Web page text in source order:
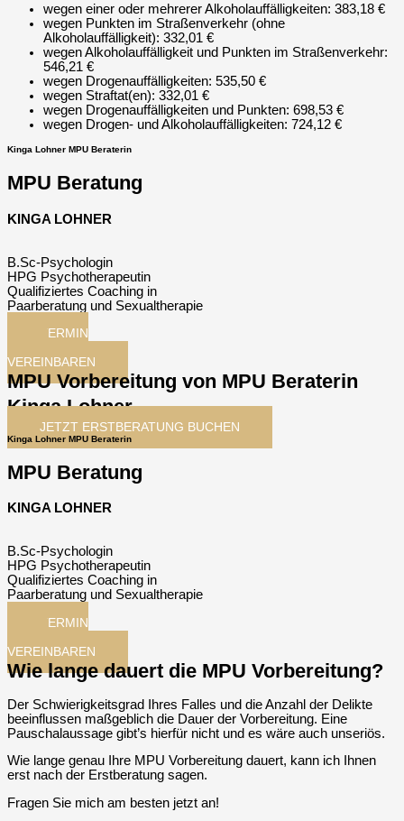
wegen einer oder mehrerer Alkoholauffälligkeiten: 383,18 €
wegen Punkten im Straßenverkehr (ohne
Alkoholauffälligkeit): 332,01 €
wegen Alkoholauffälligkeit und Punkten im Straßenverkehr:
546,21 €
wegen Drogenauffälligkeiten: 535,50 €
wegen Straftat(en): 332,01 €
wegen Drogenauffälligkeiten und Punkten: 698,53 €
wegen Drogen- und Alkoholauffälligkeiten: 724,12 €
Kinga Lohner MPU Beraterin
MPU Beratung
KINGA LOHNER
B.Sc-Psychologin
HPG Psychotherapeutin
Qualifiziertes Coaching in
Paarberatung und Sexualtherapie
TERMIN
VEREINBAREN
MPU Vorbereitung von MPU Beraterin
Kinga Lohner
JETZT ERSTBERATUNG BUCHEN
Kinga Lohner MPU Beraterin
MPU Beratung
KINGA LOHNER
B.Sc-Psychologin
HPG Psychotherapeutin
Qualifiziertes Coaching in
Paarberatung und Sexualtherapie
TERMIN
VEREINBAREN
Wie lange dauert die MPU Vorbereitung?
Der Schwierigkeitsgrad Ihres Falles und die Anzahl der Delikte
beeinflussen maßgeblich die Dauer der Vorbereitung. Eine
Pauschalaussage gibt’s hierfür nicht und es wäre auch unseriös.
Wie lange genau Ihre MPU Vorbereitung dauert, kann ich Ihnen
erst nach der Erstberatung sagen.
Fragen Sie mich am besten jetzt an!